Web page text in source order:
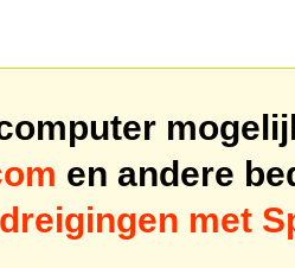
en andere
met